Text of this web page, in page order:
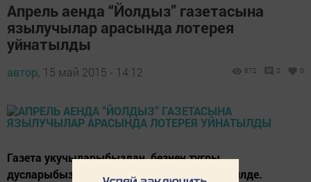
Апрель аенда “Йолдыз” газетасына
язылучылар арасында лотерея
уйнатылды
автор, 15 май 2015 - 14:12 672 0 0
Газета укучыларыбыздан, безнең тугры
дусларыбыздан 47 квитанция күчермәсе килде.